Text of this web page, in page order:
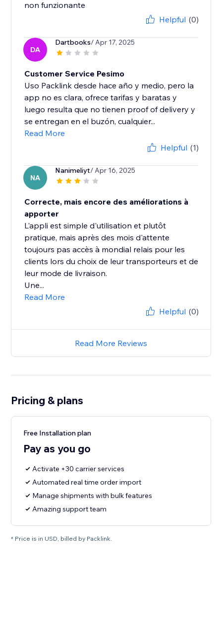
non funzionante
Helpful (0)
DA
Dartbooks/ Apr 17, 2025
Customer Service Pesimo
Uso Packlink desde hace año y medio, pero la
app no es clara, ofrece tarifas y baratas y
luego resulta que no tienen proof of delivery y
se entregan en el buzón, cualquier...
Read More
Helpful (1)
NA
Nanimeliyt/ Apr 16, 2025
Correcte, mais encore des améliorations à
apporter
L'appli est simple d'utilisation et plutôt
pratique, mais après des mois d'attente
toujours pas accès à mondial relais pour les
clients lors du choix de leur transporteurs et de
leur mode de livraison.
Une...
Read More
Helpful (0)
Read More Reviews
Pricing & plans
Free Installation plan
Pay as you go
Activate +30 carrier services
Automated real time order import
Manage shipments with bulk features
Amazing support team
* Price is in USD, billed by Packlink.